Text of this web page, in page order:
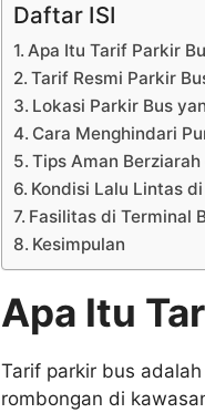
Daftar ISI
Apa Itu Tarif Parkir
Tarif Resmi Parkir
Lokasi Parkir Bus
Cara Menghindari
Tips Aman Berziarah
Kondisi Lalu Lintas
Fasilitas di Terminal
Kesimpulan
Apa Itu
Tarif parkir bus
rombongan di